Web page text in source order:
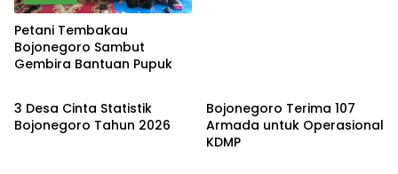
Petani Tembakau
Bojonegoro Sambut
Gembira Bantuan Pupuk
Kabar
3 Desa Cinta Statistik
Bojonegoro Tahun 2026
Bojonegoro Terima 107
Armada untuk Operasional
KDMP
Kabar